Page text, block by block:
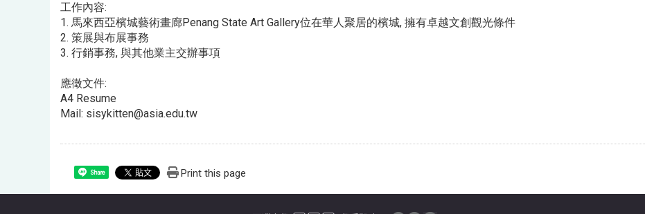
工作內容:
1. 馬來西亞檳城藝術畫廊Penang State Art Gallery位在華人聚居的檳城, 擁有卓越文創觀光條件
2. 策展與布展事務
3. 行銷事務, 與其他業主交辦事項
應徵文件:
A4 Resume
Mail: sisykitten@asia.edu.tw
Share Print this page